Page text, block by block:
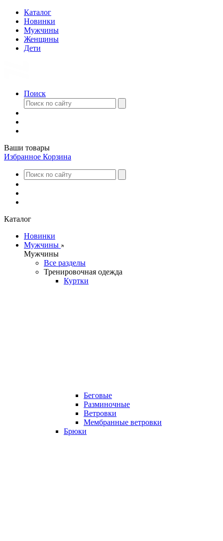
Каталог
Новинки
Мужчины
Женщины
Дети
Поиск
Ваши товары
Избранное Корзина
Каталог
Новинки
Мужчины
Мужчины
Все разделы
Тренировочная одежда
Куртки
Беговые
Разминочные
Ветровки
Мембранные ветровки
Брюки